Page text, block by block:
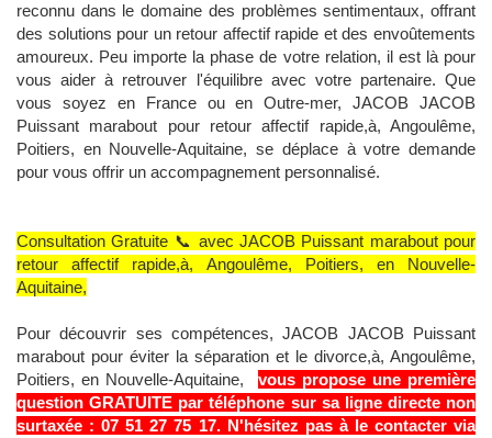
reconnu dans le domaine des problèmes sentimentaux, offrant
des solutions pour un retour affectif rapide et des envoûtements
amoureux. Peu importe la phase de votre relation, il est là pour
vous aider à retrouver l'équilibre avec votre partenaire. Que
vous soyez en France ou en Outre-mer, JACOB JACOB
Puissant marabout pour retour affectif rapide,à, Angoulême,
Poitiers, en Nouvelle-Aquitaine, se déplace à votre demande
pour vous offrir un accompagnement personnalisé.
Consultation Gratuite 📞 avec JACOB Puissant marabout pour
retour affectif rapide,à, Angoulême, Poitiers, en Nouvelle-
Aquitaine,
Pour découvrir ses compétences, JACOB JACOB Puissant
marabout pour éviter la séparation et le divorce,à, Angoulême,
Poitiers, en Nouvelle-Aquitaine, vous propose une première
question GRATUITE par téléphone sur sa ligne directe non
surtaxée : 07 51 27 75 17. N'hésitez pas à le contacter via